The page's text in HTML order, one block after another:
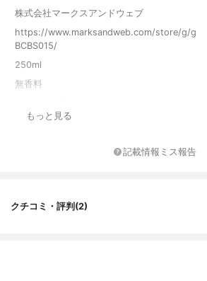
株式会社マークスアンドウェブ
https://www.marksandweb.com/store/g/g
BCBS015/
250ml
無香料
ン酸Na、ヒドロキシプロピルメチルセルロ
もっと見る
記載情報ミス報告
クチコミ・評判(2)